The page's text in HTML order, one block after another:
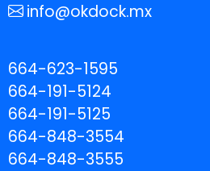
info@okdock.mx
664-623-1595
664-191-5124
664-191-5125
664-848-3554
664-848-3555